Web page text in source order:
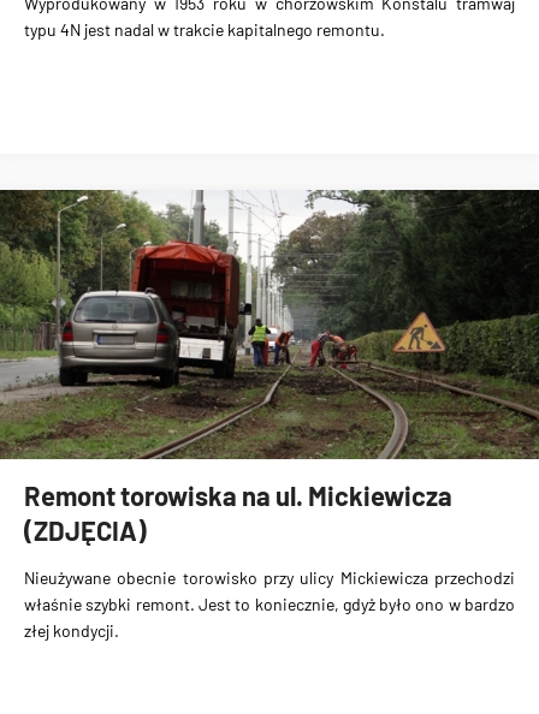
typu 4N jest nadal w trakcie kapitalnego remontu.
Remont torowiska na ul. Mickiewicza
(ZDJĘCIA)
Nieużywane obecnie torowisko przy ulicy Mickiewicza przechodzi
właśnieszybki remont. Jest to koniecznie, gdyż było ono w bardzo
złej kondycji.